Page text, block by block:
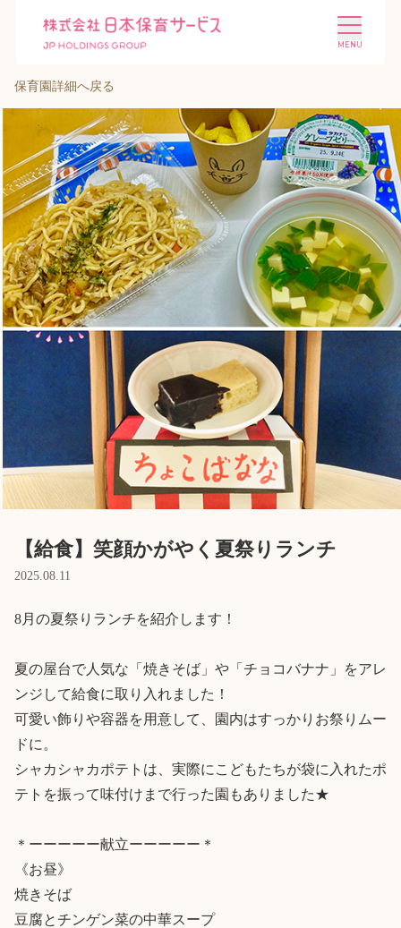
施設を探す 選ばれる理由
会社概要 ニュース
投資家情報 採用情報
English
ホーム
利用者の声
プライバシーポリシー
保育園詳細へ戻る
【給食】笑顔かがやく夏祭りランチ
2025.08.11
8月の夏祭りランチを紹介します！
夏の屋台で人気な「焼きそば」や「チョコバナナ」をアレ
ンジして給食に取り入れました！
可愛い飾りや容器を用意して、園内はすっかりお祭りムー
ドに。
シャカシャカポテトは、実際にこどもたちが袋に入れたポ
テトを振って味付けまで行った園もありました★
＊ーーーーー献立ーーーーー＊
《お昼》
焼きそば
豆腐とチンゲン菜の中華スープ